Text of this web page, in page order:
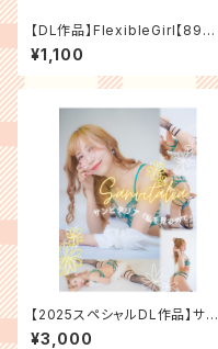
【DL作品】FlexibleGirl【89枚
＋写真集制作秘話9ページ】
¥1,100
【2025スペシャルDL作品】サン
ビタリア【212枚＋おまけ】
¥3,000